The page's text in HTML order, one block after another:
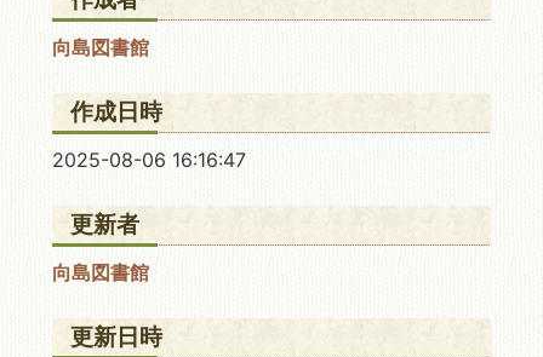
向島図書館
作成日時
2025-08-06 16:16:47
更新者
向島図書館
更新日時